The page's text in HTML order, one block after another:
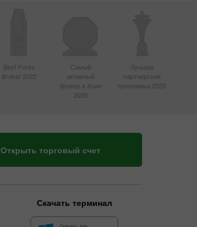
Best Forex
Broker 2022
Самый
активный
брокер в Азии
2020
Лучшая
партнерская
программа 2020
Открыть торговый счет
Скачать терминал